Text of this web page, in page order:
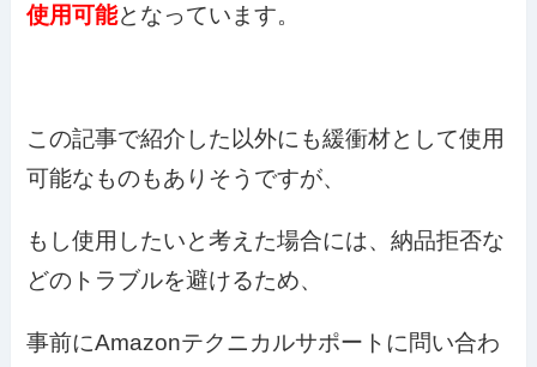
使用可能となっています。
この記事で紹介した以外にも緩衝材として使用
可能なものもありそうですが、
もし使用したいと考えた場合には、納品拒否な
どのトラブルを避けるため、
事前にAmazonテクニカルサポートに問い合わ